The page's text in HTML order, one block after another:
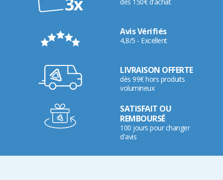
dès 150€ d'achat
Avis Vérifiés
4,8/5 - Excellent
LIVRAISON OFFERTE
dès 99€ hors produits
volumineux
SATISFAIT OU
REMBOURSÉ
100 jours pour changer
d'avis